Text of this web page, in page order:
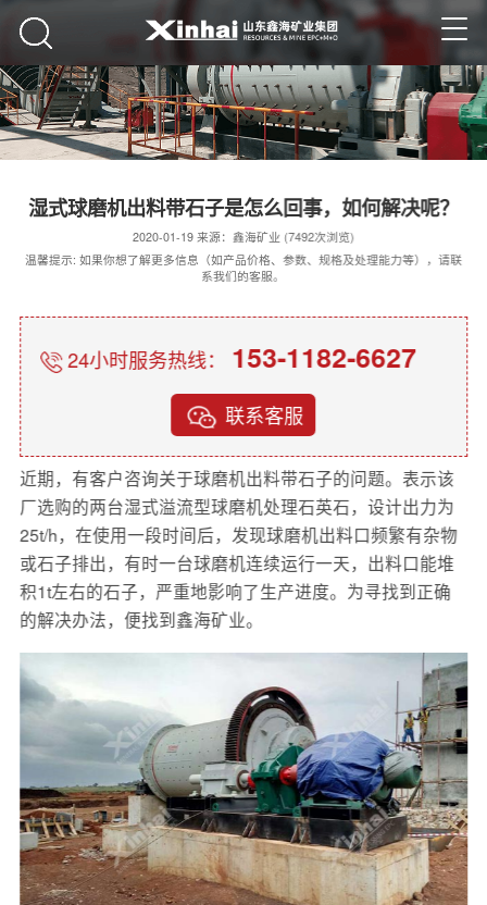
湿式球磨机出料带石子是怎么回事，如何解决呢？
2020-01-19 来源：鑫海矿业 (7492次浏览)
温馨提示: 如果你想了解更多信息（如产品价格、参数、规格及处理能力等），请联
系我们的客服。
24小时服务热线： 153-1182-6627
联系客服
近期，有客户咨询关于球磨机出料带石子的问题。表示该
厂选购的两台湿式溢流型球磨机处理石英石，设计出力为
25t/h，在使用一段时间后，发现球磨机出料口频繁有杂物
或石子排出，有时一台球磨机连续运行一天，出料口能堆
积1t左右的石子，严重地影响了生产进度。为寻找到正确
的解决办法，便找到鑫海矿业。